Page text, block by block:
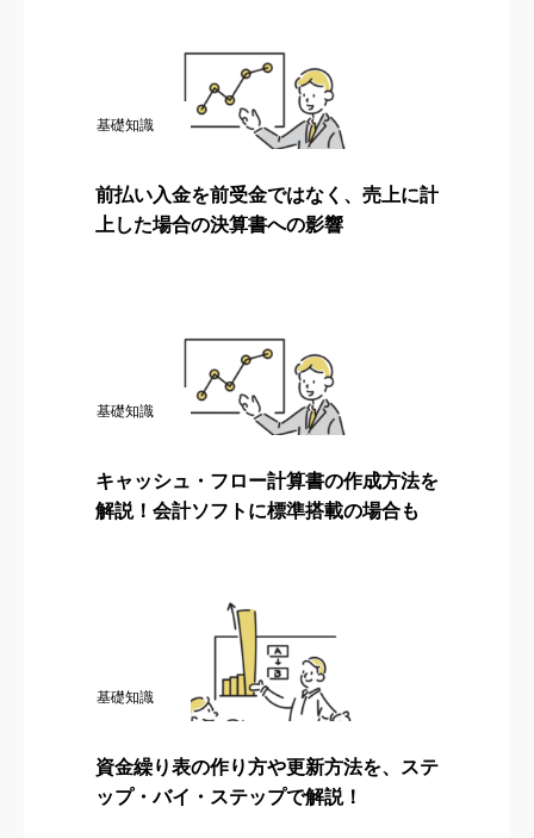
基礎知識
前払い入金を前受金ではなく、売上に計
上した場合の決算書への影響
基礎知識
キャッシュ・フロー計算書の作成方法を
解説！会計ソフトに標準搭載の場合も
基礎知識
資金繰り表の作り方や更新方法を、ステ
ップ・バイ・ステップで解説！